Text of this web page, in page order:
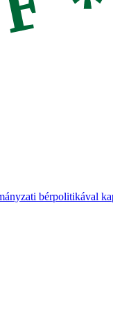
bérpolitikával